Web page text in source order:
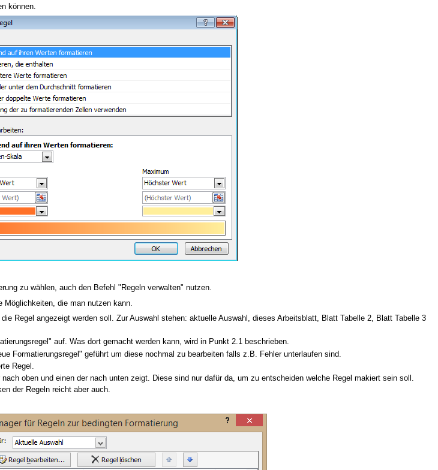
können.
zu wählen, auch den Befehl "Regeln verwalten" nutzen.
die man nutzen kann.
Regel angezeigt werden soll. Zur Auswahl stehen: aktuelle Auswahl, dieses Arbeitsblatt, Blatt Tabelle 2, Blatt Tabelle 3
auf. Was dort gemacht werden kann, wird in Punkt 2.1 beschrieben.
Formatierungsregel" geführt um diese nochmal zu bearbeiten falls z.B. Fehler unterlaufen sind.
Regel.
oben und einen der nach unten zeigt. Diese sind nur dafür da, um zu entscheiden welche Regel makiert sein soll.
der Regeln reicht aber auch.